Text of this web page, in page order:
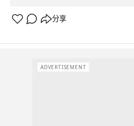
分享
ADVERTISEMENT